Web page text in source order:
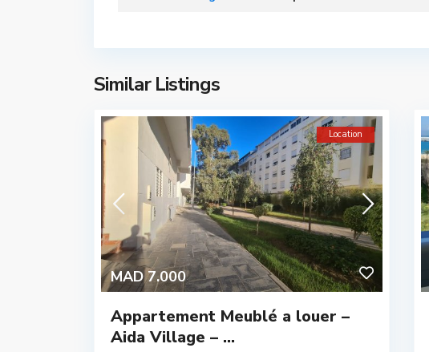
Similar Listings
MAD 7.000
Location
Appartement Meublé a louer –
Aida Village – ...